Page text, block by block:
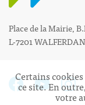
Place de la Mairie,
L-7201
Certains
ce site. En
votre